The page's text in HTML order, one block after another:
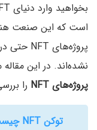
است که این صنعت
نشده‌اند. در این
پروژه‌های NFT
را
توکن NFT چیست؟ همه چیز درباره توکنهای بی‌همتا